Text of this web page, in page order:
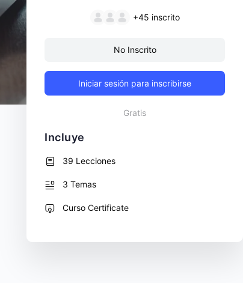
+45 inscrito
No Inscrito
Iniciar sesión para inscribirse
Gratis
Incluye
39 Lecciones
3 Temas
Curso Certificate